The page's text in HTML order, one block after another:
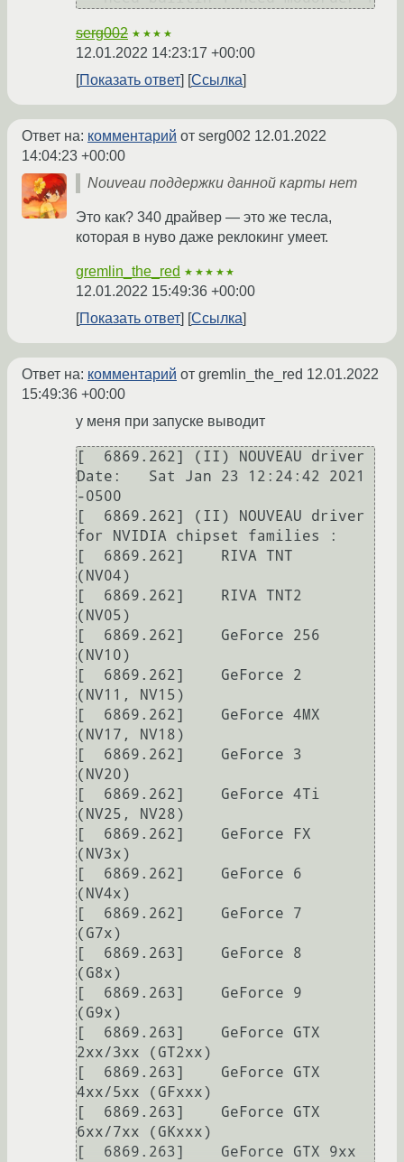
serg002 ★★★★
12.01.2022 14:23:17 +00:00
Показать ответ
Ссылка
Ответ на: комментарий от serg002 12.01.2022
14:04:23 +00:00
Nouveau поддержки данной карты нет
Это как? 340 драйвер — это же тесла,
которая в нуво даже реклокинг умеет.
gremlin_the_red ★★★★★
12.01.2022 15:49:36 +00:00
Показать ответ
Ссылка
Ответ на: комментарий от gremlin_the_red 12.01.2022
15:49:36 +00:00
у меня при запуске выводит
[  6869.262] (II) NOUVEAU driver
Date:   Sat Jan 23 12:24:42 2021
-0500
[  6869.262] (II) NOUVEAU driver
for NVIDIA chipset families :
[  6869.262] 	RIVA TNT
(NV04)
[  6869.262] 	RIVA TNT2
(NV05)
[  6869.262] 	GeForce 256
(NV10)
[  6869.262] 	GeForce 2
(NV11, NV15)
[  6869.262] 	GeForce 4MX
(NV17, NV18)
[  6869.262] 	GeForce 3
(NV20)
[  6869.262] 	GeForce 4Ti
(NV25, NV28)
[  6869.262] 	GeForce FX
(NV3x)
[  6869.262] 	GeForce 6
(NV4x)
[  6869.262] 	GeForce 7
(G7x)
[  6869.263] 	GeForce 8
(G8x)
[  6869.263] 	GeForce 9
(G9x)
[  6869.263] 	GeForce GTX
2xx/3xx (GT2xx)
[  6869.263] 	GeForce GTX
4xx/5xx (GFxxx)
[  6869.263] 	GeForce GTX
6xx/7xx (GKxxx)
[  6869.263] 	GeForce GTX 9xx